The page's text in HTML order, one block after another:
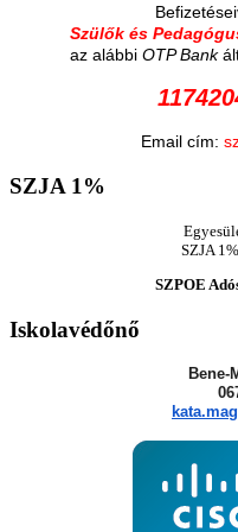
Szülők és
az alábbi OTP Bank
Email cím:
SZJA1%
SZJA
SZPOE
Iskolavédőnő
Bene-